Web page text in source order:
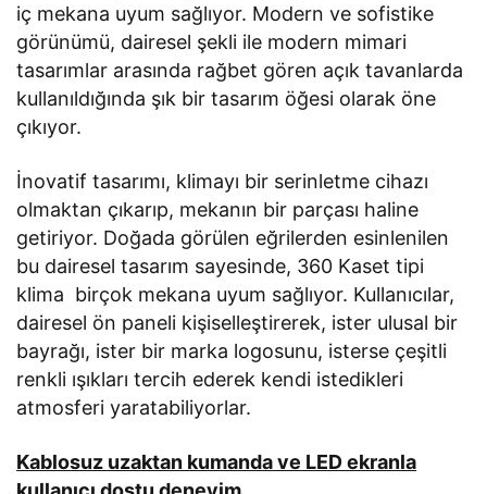
iç mekana uyum sağlıyor. Modern ve sofistike
görünümü, dairesel şekli ile modern mimari
tasarımlar arasında rağbet gören açık tavanlarda
kullanıldığında şık bir tasarım öğesi olarak öne
çıkıyor.
İnovatif tasarımı, klimayı bir serinletme cihazı
olmaktan çıkarıp, mekanın bir parçası haline
getiriyor. Doğada görülen eğrilerden esinlenilen
bu dairesel tasarım sayesinde, 360 Kaset tipi
klima birçok mekana uyum sağlıyor. Kullanıcılar,
dairesel ön paneli kişiselleştirerek, ister ulusal bir
bayrağı, ister bir marka logosunu, isterse çeşitli
renkli ışıkları tercih ederek kendi istedikleri
atmosferi yaratabiliyorlar.
Kablosuz uzaktan kumanda ve LED ekranla